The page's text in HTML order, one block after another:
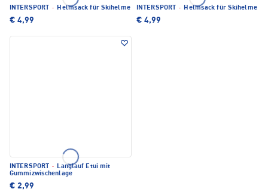
INTERSPORT · Helmsack für Skihelme
€ 4,99
INTERSPORT · Helmsack für Skihelme
€ 4,99
INTERSPORT · Langlauf Etui mit
Gummizwischenlage
€ 2,99